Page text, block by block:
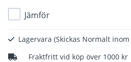
Jämför
Lagervara (Skickas Normalt
Fraktfritt vid köp över 1000 kr